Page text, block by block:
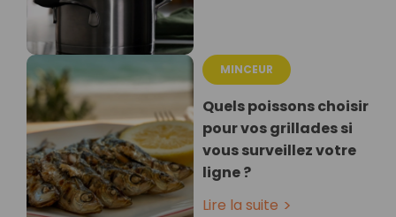
MINCEUR
Quels poissons choisir
pour vos grillades si
vous surveillez votre
ligne ?
Lire la suite